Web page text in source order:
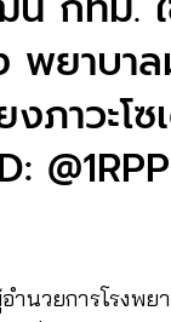
พยาบา
าวะโซ
@1RPP​​​​​​​​​​​​​​​​
ำนวยการโรงพ